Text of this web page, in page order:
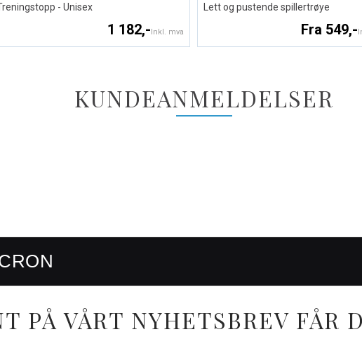
- Unisex
1 182,-Inkl. mva
Lett og pustende spillertrøye
Fra 549,-
KUNDEANMELDELSER
PÅ VÅRT NYHETSBREV FÅR